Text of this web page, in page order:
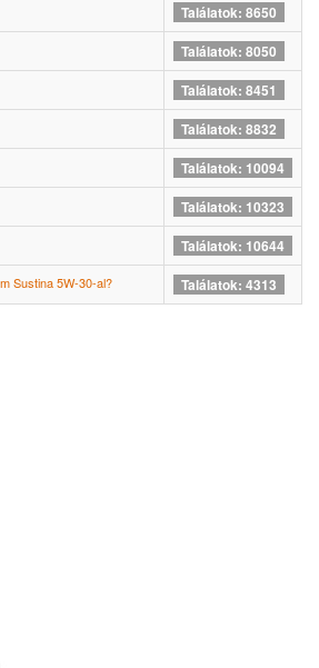
Találatok: 8650
Találatok: 8050
Találatok: 8451
Találatok: 8832
Találatok: 10094
Találatok: 10323
Találatok: 10644
Sustina 5W-30-al? Találatok: 4313